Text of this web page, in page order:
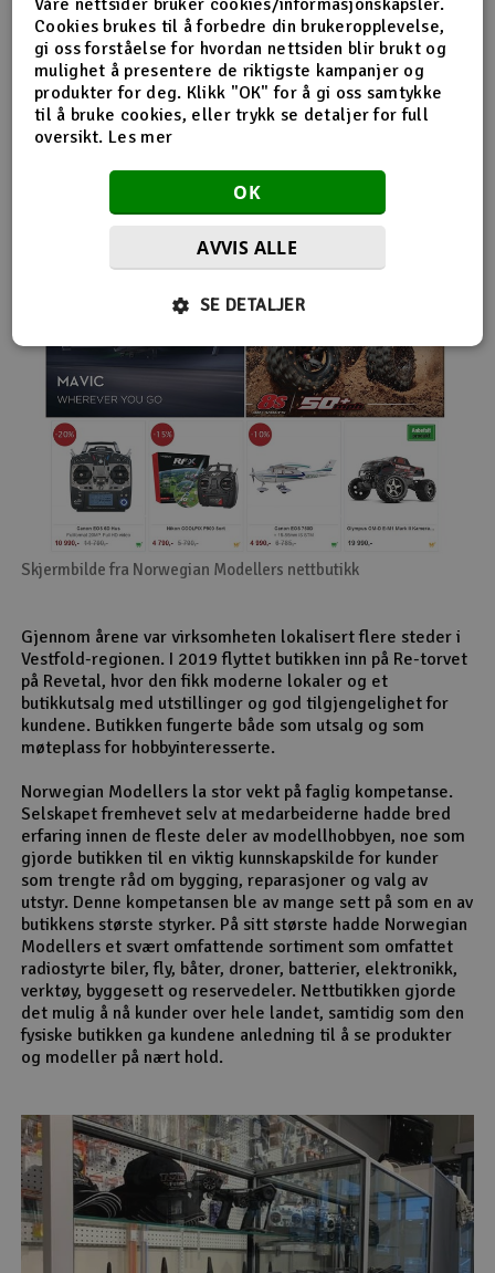
nybegynnerutstyr og avanserte løsninger hos samme
leverandør. Da internett for alvor endret
handelsmønstrene på 2000-tallet, satset Norwegian
Modellers tidlig på netthandel. Nettbutikken modellers.no
gjorde det mulig for kunder fra hele landet å handle
spesialprodukter som tidligere ofte bare var tilgjengelige i
større byer. Samtidig fortsatte selskapet å drive fysisk
Skjermbilde fra Norwegian Modellers nettbutikk
Gjennom årene var virksomheten lokalisert flere steder i
Vestfold-regionen. I 2019 flyttet butikken inn på Re-torvet
på Revetal, hvor den fikk moderne lokaler og et
butikkutsalg med utstillinger og god tilgjengelighet for
kundene. Butikken fungerte både som utsalg og som
møteplass for hobbyinteresserte.
Norwegian Modellers la stor vekt på faglig kompetanse.
Selskapet fremhevet selv at medarbeiderne hadde bred
erfaring innen de fleste deler av modellhobbyen, noe som
gjorde butikken til en viktig kunnskapskilde for kunder
som trengte råd om bygging, reparasjoner og valg av
utstyr. Denne kompetansen ble av mange sett på som en av
butikkens største styrker. På sitt største hadde Norwegian
Modellers et svært omfattende sortiment som omfattet
radiostyrte biler, fly, båter, droner, batterier, elektronikk,
verktøy, byggesett og reservedeler. Nettbutikken gjorde
det mulig å nå kunder over hele landet, samtidig som den
fysiske butikken ga kundene anledning til å se produkter
og modeller på nært hold.
Cookies brukes til å forbedre din brukeropplevelse,
gi oss forståelse for hvordan nettsiden blir brukt og
mulighet å presentere de riktigste kampanjer og
produkter for deg. Klikk "OK" for å gi oss samtykke
til å bruke cookies, eller trykk se detaljer for full
oversikt. Les mer
OK
AVVIS ALLE
SE DETALJER